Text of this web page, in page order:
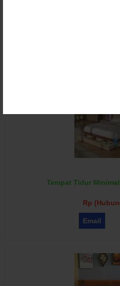
Tempat Tidur
Rp
Email